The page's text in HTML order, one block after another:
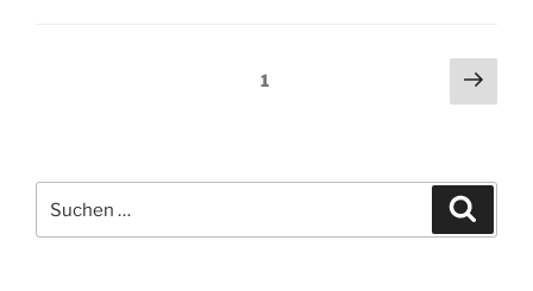
Seitennummerierung
Seite1
nach: